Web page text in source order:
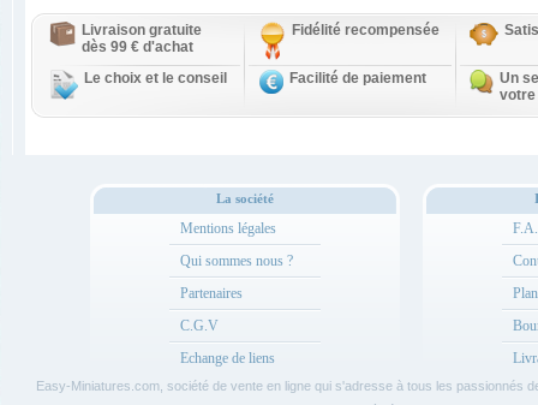
Livraison gratuite
dès 99 € d'achat
Fidélité recompensée
Le choix et le conseil Facilité de paiement
Un
votre
La société
Mentions légales
Qui sommes nous ?
Partenaires
C.G.V
Echange de liens
Easy-Miniatures.com, société de vente en ligne qui s'adresse à tous les passionnés